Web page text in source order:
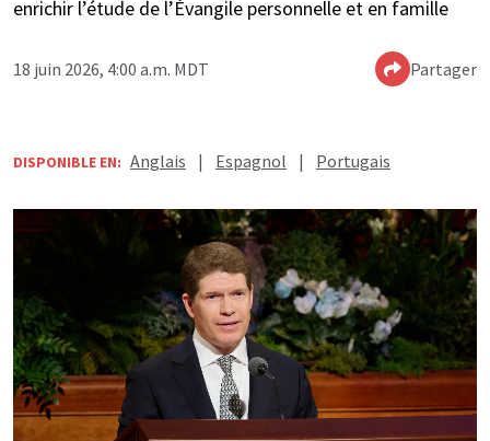
enrichir l’étude de l’Évangile personnelle et en famille
18 juin 2026, 4:00 a.m. MDT Partager
DISPONIBLE EN: Anglais | Espagnol | Portugais